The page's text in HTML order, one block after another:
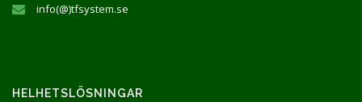
info(@)tfsystem.se
HELHETSLÖSNINGAR